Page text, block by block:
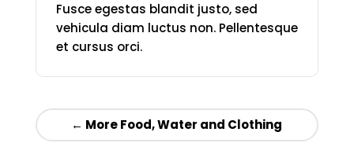
Fusce egestas blandit justo, sed
vehicula diam luctus non. Pellentesque
et cursus orci.
← More Food, Water and Clothing